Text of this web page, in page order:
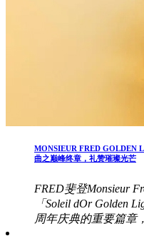
MONSIEUR FRED GOLDEN
曲之巅峰终章，礼赞璀璨光芒
FRED斐登Monsieur
「Soleil dOr Golden
周年庆典的重要篇章